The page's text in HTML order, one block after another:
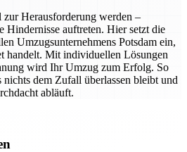
Herausforderung werden –
Hindernisse auftreten. Hier setzt die
Umzugsunternehmens Potsdam ein,
handelt. Mit individuellen Lösungen
wird Ihr Umzug zum Erfolg. So
nichts dem Zufall überlassen bleibt und
abläuft.